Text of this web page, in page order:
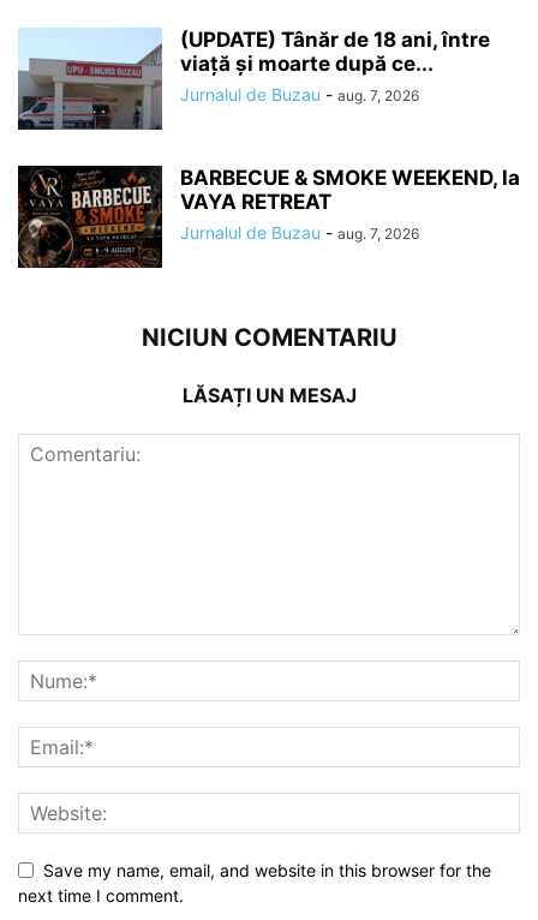
(UPDATE) Tânăr de 18 ani, între
viață și moarte după ce...
Jurnalul de Buzau - aug. 7, 2026
BARBECUE & SMOKE WEEKEND, la
VAYA RETREAT
Jurnalul de Buzau - aug. 7, 2026
NICIUN COMENTARIU
LĂSAȚI UN MESAJ
Save my name, email, and website in this browser for the
next time I comment.